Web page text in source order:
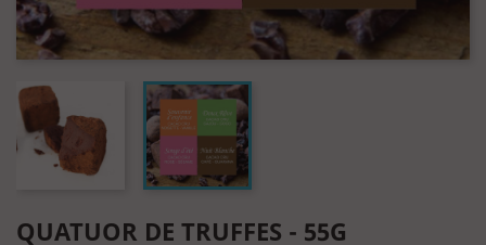
QUATUOR DE TRUFFES - 55G